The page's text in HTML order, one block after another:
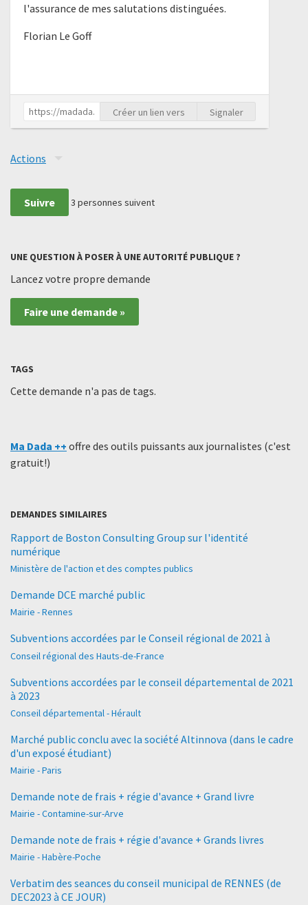
l'assurance de mes salutations distinguées.
Florian Le Goff
Créer un lien vers Signaler
Actions
Suivre 3 personnes suivent
UNE QUESTION À POSER À UNE AUTORITÉ PUBLIQUE ?
Lancez votre propre demande
Faire une demande »
TAGS
Cette demande n'a pas de tags.
Ma Dada ++ offre des outils puissants aux journalistes (c'est
gratuit!)
DEMANDES SIMILAIRES
Rapport de Boston Consulting Group sur l'identité
numérique
Ministère de l'action et des comptes publics
Demande DCE marché public
Mairie - Rennes
Subventions accordées par le Conseil régional de 2021 à
Conseil régional des Hauts-de-France
Subventions accordées par le conseil départemental de 2021
à 2023
Conseil départemental - Hérault
Marché public conclu avec la société Altinnova (dans le cadre
d'un exposé étudiant)
Mairie - Paris
Demande note de frais + régie d'avance + Grand livre
Mairie - Contamine-sur-Arve
Demande note de frais + régie d'avance + Grands livres
Mairie - Habère-Poche
Verbatim des seances du conseil municipal de RENNES (de
DEC2023 à CE JOUR)